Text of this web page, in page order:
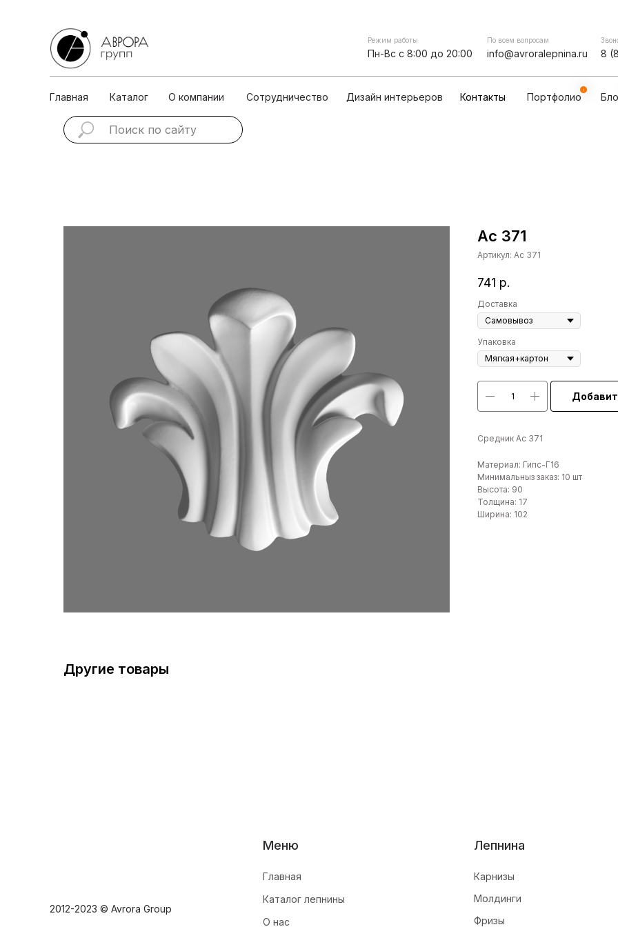
Режим работы
Пн-Вс с 8:00 до 20:00
По всем вопросам
info@avroralepnina.ru
Главная
8
Каталог О компании Сотрудничество Дизайн интерьеров Портфолио
Контакты
Ас 371
Артикул: Ас 371
741 р.
Доставка
Упаковка
Средник Ас 371
Материал: Гипс-Г16
Минимальныз заказ: 10 шт
Высота: 90
Толщина: 17
Ширина: 102
Другие товары
Меню
Главная
О нас
Каталог лепнины
Лепнина
Карнизы
Молдинги
Фризы
2012-2023 © Avrora Group